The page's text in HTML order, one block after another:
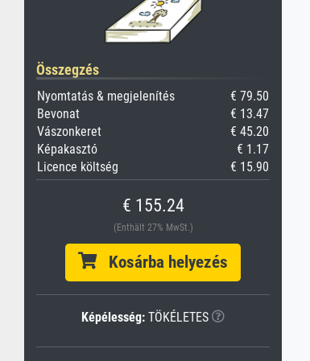
Összegzés
Nyomtatás & megjelenítés
€ 79.50
Bevonat
€ 13.47
Vászonkeret
€ 45.20
Képakasztó
€ 1.17
Licence költség
€ 15.90
€ 155.24
(Enthält 27% MwSt.)
Kosárba helyezés
Képélesség: TÖKÉLETES